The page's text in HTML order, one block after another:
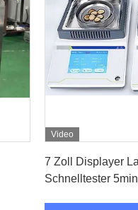
Video
7 Zoll Displayer
Schnelltester 5min